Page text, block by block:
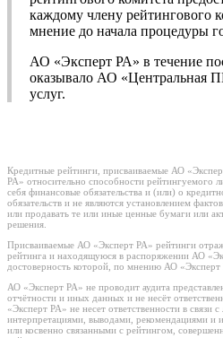
каждому члену рейтингового
мнение до начала процедуры
АО «Эксперт РА» в течение
оказывало АО «Центральная
услуг.
Кредитные рейтинги, присваиваемые АО
РА» относительно способности рейтингуемого
себя финансовые обязательства и (или) о
обязательств и не являются установлением
или продавать те или иные ценные бумаги или
решения.
Присваиваемые АО «Эксперт РА» рейтинги
рейтинга и находящуюся в распоряжении АО
достоверность которой, по мнению АО
АО «Эксперт РА» не проводит аудита
отчётности и иных данных и не несёт
«Эксперт РА» не несет ответственности в связи
интерпретациями, выводами, рекомендациями и
или косвенно связанными с рейтингом,